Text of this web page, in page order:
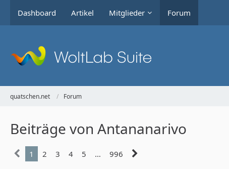
Dashboard Artikel Mitglieder Forum
quatschen.net Forum
Beiträge von Antananarivo
1 2 3 4 5 … 996